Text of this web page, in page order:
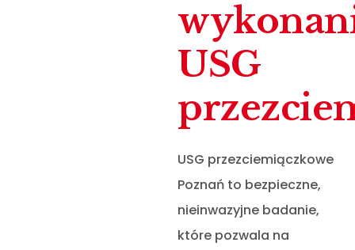
USG
USG przezciemiączkowe
Poznań to bezpieczne,
nieinwazyjne badanie,
które pozwala na